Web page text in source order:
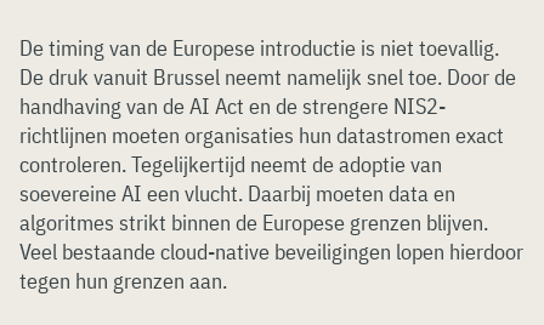
De timing van de Europese introductie is niet toevallig.
De druk vanuit Brussel neemt namelijk snel toe. Door de
handhaving van de AI Act en de strengere NIS2-
richtlijnen moeten organisaties hun datastromen exact
controleren. Tegelijkertijd neemt de adoptie van
soevereine AI een vlucht. Daarbij moeten data en
algoritmes strikt binnen de Europese grenzen blijven.
Veel bestaande cloud-native beveiligingen lopen hierdoor
tegen hun grenzen aan.